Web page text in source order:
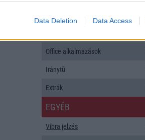
Data Deletion Data Access
Office alkalmazások
Iránytũ
Extrák
EGYÉB
Vibra jelzés